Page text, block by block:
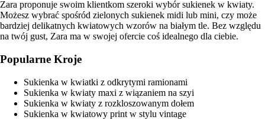
Zara proponuje swoim klientkom szeroki wybór sukienek w kwiaty.
Możesz wybrać spośród zielonych sukienek midi lub mini, czy może
bardziej delikatnych kwiatowych wzorów na białym tle. Bez względu
na twój gust, Zara ma w swojej ofercie coś idealnego dla ciebie.
Popularne Kroje
Sukienka w kwiatki z odkrytymi ramionami
Sukienka w kwiaty maxi z wiązaniem na szyi
Sukienka w kwiaty z rozkloszowanym dołem
Sukienka w kwiatowy print w stylu vintage